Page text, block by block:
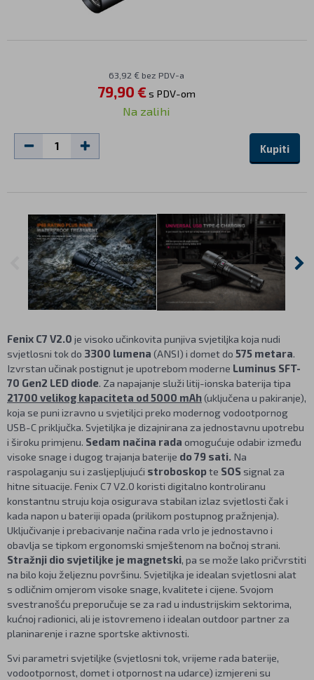
63,92 € bez PDV-a
79,90 €s PDV-om
Na zalihi
Kupiti
Fenix C7 V2.0 je visoko učinkovita punjiva svjetiljka koja nudi
svjetlosni tok do 3300 lumena (ANSI) i domet do 575 metara.
Izvrstan učinak postignut je upotrebom moderne Luminus SFT-
70 Gen2 LED diode. Za napajanje služi litij-ionska baterija tipa
21700 velikog kapaciteta od 5000 mAh(uključena u pakiranje),
koja se puni izravno u svjetiljci preko modernog vodootpornog
USB-C priključka. Svjetiljka je dizajnirana za jednostavnu upotrebu
i široku primjenu. Sedam načina rada omogućuje odabir između
visoke snage i dugog trajanja baterije do 79 sati. Na
raspolaganju su i zasljepljujući stroboskopte SOS signal za
hitne situacije. Fenix C7 V2.0 koristi digitalno kontroliranu
konstantnu struju koja osigurava stabilan izlaz svjetlosti čak i
kada napon u bateriji opada (prilikom postupnog pražnjenja).
Uključivanje i prebacivanje načina rada vrlo je jednostavno i
obavlja se tipkom ergonomski smještenom na bočnoj strani.
Stražnji dio svjetiljke je magnetski, pa se može lako pričvrstiti
na bilo koju željeznu površinu. Svjetiljka je idealan svjetlosni alat
s odličnim omjerom visoke snage, kvalitete i cijene. Svojom
svestranošću preporučuje se za rad u industrijskim sektorima,
kućnoj radionici, ali je istovremeno i idealan outdoor partner za
planinarenje i razne sportske aktivnosti.
Svi parametri svjetiljke (svjetlosni tok, vrijeme rada baterije,
vodootpornost, domet i otpornost na udarce) izmjereni su